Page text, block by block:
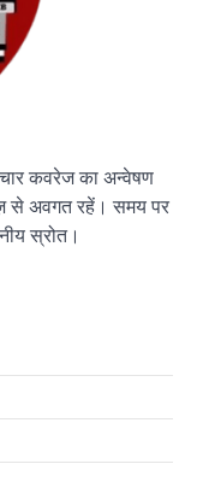
कवरेज का अन्वेषण
से अवगत रहें। समय पर
स्रोत।